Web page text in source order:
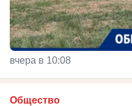
вчера в 10:08
Общество